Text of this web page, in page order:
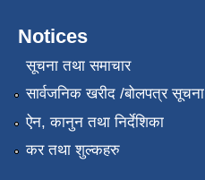
Notices
सूचना तथा समाचार
सार्वजनिक खरीद /बोलपत्र सूचना
ऐन, कानुन तथा निर्देशिका
कर तथा शुल्कहरु